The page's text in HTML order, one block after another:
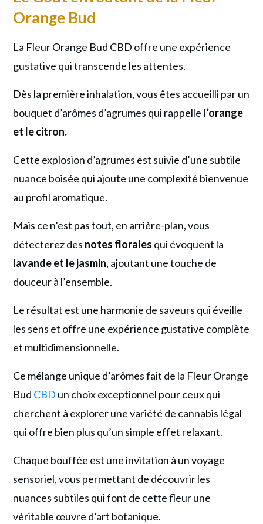
Orange Bud
La Fleur Orange Bud CBD offre une expérience
gustative qui transcende les attentes.
Dès la première inhalation, vous êtes accueilli par un
bouquet d’arômes d’agrumes qui rappelle l’orange
et le citron.
Cette explosion d’agrumes est suivie d’une subtile
nuance boisée qui ajoute une complexité bienvenue
au profil aromatique.
Mais ce n’est pas tout, en arrière-plan, vous
détecterez des notes florales qui évoquent la
lavande et le jasmin, ajoutant une touche de
douceur à l’ensemble.
Le résultat est une harmonie de saveurs qui éveille
les sens et offre une expérience gustative complète
et multidimensionnelle.
Ce mélange unique d’arômes fait de la Fleur Orange
Bud CBD un choix exceptionnel pour ceux qui
cherchent à explorer une variété de cannabis légal
qui offre bien plus qu’un simple effet relaxant.
Chaque bouffée est une invitation à un voyage
sensoriel, vous permettant de découvrir les
nuances subtiles qui font de cette fleur une
véritable œuvre d’art botanique.